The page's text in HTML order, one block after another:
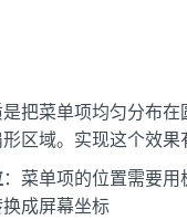
把菜单项均匀分布
区域。实现这个效果
：菜单项的位置需要
成屏幕坐标